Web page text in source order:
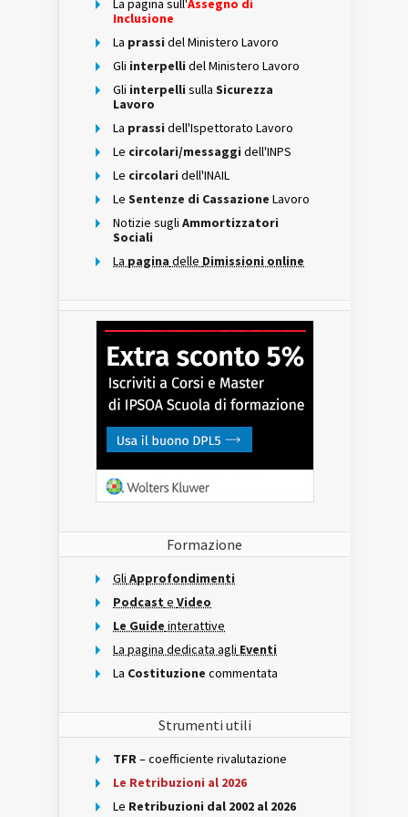
La pagina sull'Assegno di
Inclusione
La prassi del Ministero Lavoro
Gli interpelli del Ministero Lavoro
Gli interpelli sulla Sicurezza
Lavoro
La prassi dell'Ispettorato Lavoro
Le circolari/messaggi dell'INPS
Le circolari dell'INAIL
Le Sentenze di Cassazione Lavoro
Notizie sugli Ammortizzatori
Sociali
La pagina delle Dimissioni online
Formazione
Gli Approfondimenti
Podcast e Video
Le Guide interattive
La pagina dedicata agli Eventi
La Costituzione commentata
Strumenti utili
TFR– coefficiente rivalutazione
Le Retribuzioni al 2026
Le Retribuzioni dal 2002 al 2026